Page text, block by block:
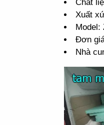
Chất
Xuất
Model:
Đơn
Nhà